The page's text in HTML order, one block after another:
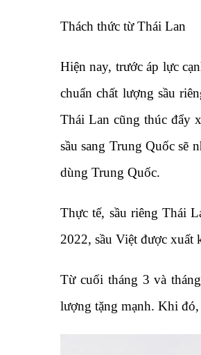
Thách thức từ Thái Lan
Hiện nay, trước áp lực
chuẩn chất lượng sầu
Thái Lan cũng thúc đẩy
sầu sang Trung Quốc sẽ
dùng Trung Quốc.
Thực tế, sầu riêng Thái
2022, sầu Việt được xuất
Từ cuối tháng 3 và
lượng tặng mạnh. Khi đó,